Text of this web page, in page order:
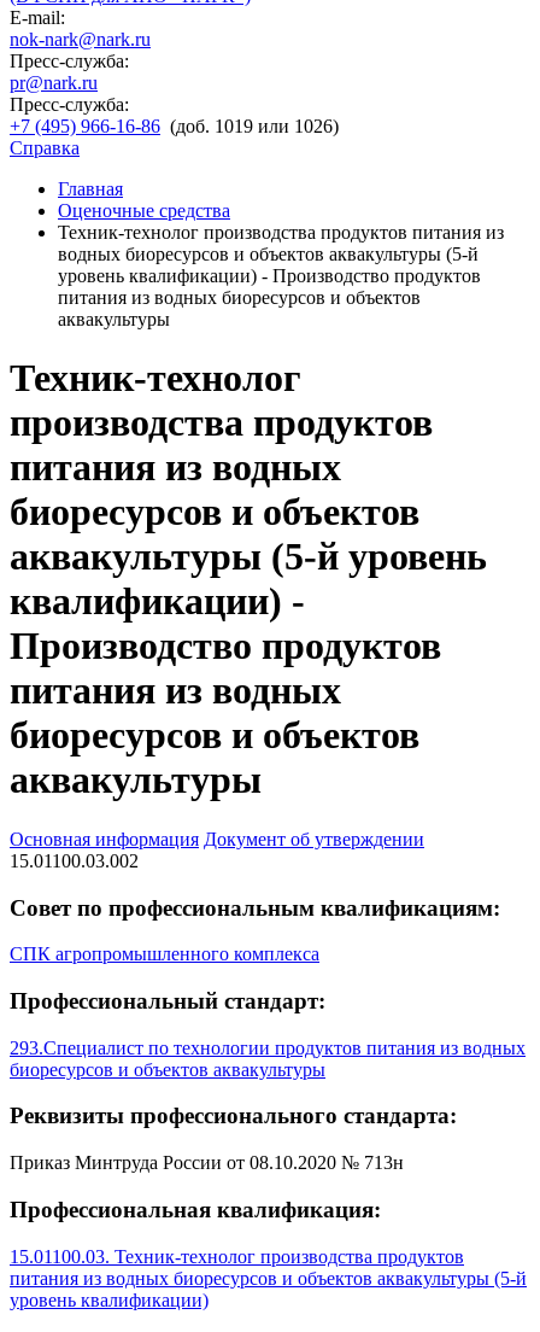
E-mail:
nok-nark@nark.ru
Пресс-служба:
pr@nark.ru
Пресс-служба:
+7 (495) 966-16-86 (доб. 1019 или 1026)
Справка
Главная
Оценочные средства
Техник-технолог производства продуктов питания из
водных биоресурсов и объектов аквакультуры (5-й
уровень квалификации) - Производство продуктов
питания из водных биоресурсов и объектов
аквакультуры
Техник-технолог
производства продуктов
питания из водных
биоресурсов и объектов
аквакультуры (5-й уровень
квалификации) -
Производство продуктов
питания из водных
биоресурсов и объектов
аквакультуры
Основная информация Документ об утверждении
15.01100.03.002
Совет по профессиональным квалификациям:
СПК агропромышленного комплекса
Профессиональный стандарт:
293.Специалист по технологии продуктов питания из водных
биоресурсов и объектов аквакультуры
Реквизиты профессионального стандарта:
Приказ Минтруда России от 08.10.2020 № 713н
Профессиональная квалификация:
15.01100.03. Техник-технолог производства продуктов
питания из водных биоресурсов и объектов аквакультуры (5-й
уровень квалификации)